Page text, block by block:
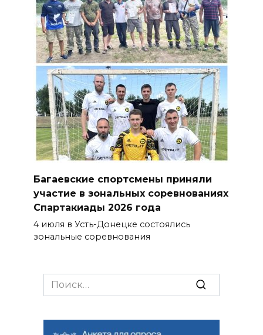
Багаевские спортсмены приняли
участие в зональных соревнованиях
Спартакиады 2026 года
4 июля в Усть-Донецке состоялись
зональные соревнования
Search
for: